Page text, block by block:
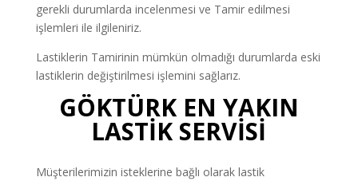
gerekli durumlarda incelenmesi ve Tamir edilmesi
işlemleri ile ilgileniriz.
Lastiklerin Tamirinin mümkün olmadığı durumlarda eski
lastiklerin değiştirilmesi işlemini sağlarız.
GÖKTÜRK EN YAKIN
LASTİK SERVİSİ
Müşterilerimizin isteklerine bağlı olarak lastik